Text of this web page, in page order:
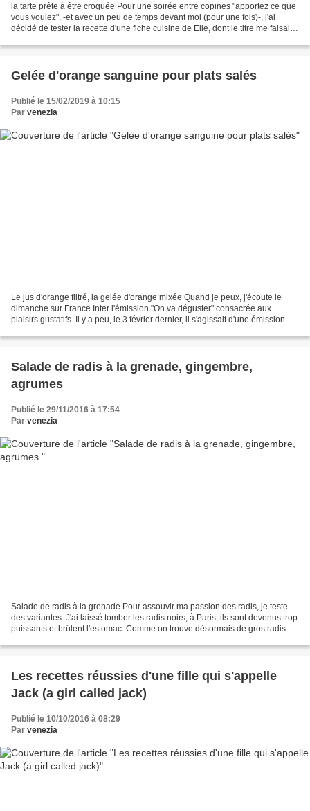
la tarte prête à être croquée Pour une soirée entre copines "apportez ce que
vous voulez", -et avec un peu de temps devant moi (pour une fois)-, j'ai
décidé de tester la recette d'une fiche cuisine de Elle, dont le titre me faisait
Gelée d'orange sanguine pour plats salés
Publié le 15/02/2019 à 10:15
Par venezia
Le jus d'orange filtré, la gelée d'orange mixée Quand je peux, j'écoute le
dimanche sur France Inter l'émission "On va déguster" consacrée aux
plaisirs gustatifs. Il y a peu, le 3 février dernier, il s'agissait d'une émission
Salade de radis à la grenade, gingembre,
agrumes
Publié le 29/11/2016 à 17:54
Par venezia
Salade de radis à la grenade Pour assouvir ma passion des radis, je teste
des variantes. J'ai laissé tomber les radis noirs, à Paris, ils sont devenus trop
puissants et brûlent l'estomac. Comme on trouve désormais de gros radis
Les recettes réussies d'une fille qui s'appelle
Jack (a girl called jack)
Publié le 10/10/2016 à 08:29
Par venezia